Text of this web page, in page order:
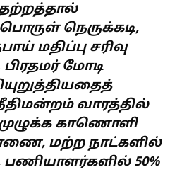
நெருக்கடி,
மதிப்பு சரிவு
மோடி
வாரத்தில்
காணொளி
மற்ற நாட்களில்
50%